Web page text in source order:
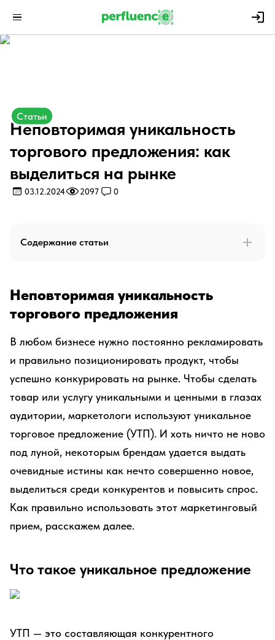
Статьи
Неповторимая уникальность
торгового предложения: как
выделиться на рынке
03.12.2024 2097 0
Содержание статьи
Неповторимая уникальность
торгового предложения
В любом бизнесе нужно постоянно рекламировать
и правильно позиционировать продукт, чтобы
успешно конкурировать на рынке. Чтобы сделать
товар или услугу уникальными и ценными в глазах
аудитории, маркетологи используют уникальное
торговое предложение (УТП). И хоть ничто не ново
под луной, некоторым брендам удается выдать
очевидные истины как нечто совершенно новое,
выделиться среди конкурентов и повысить спрос.
Как правильно использовать этот маркетинговый
прием, расскажем далее.
Что такое уникальное предложение
УТП — это составляющая конкурентного